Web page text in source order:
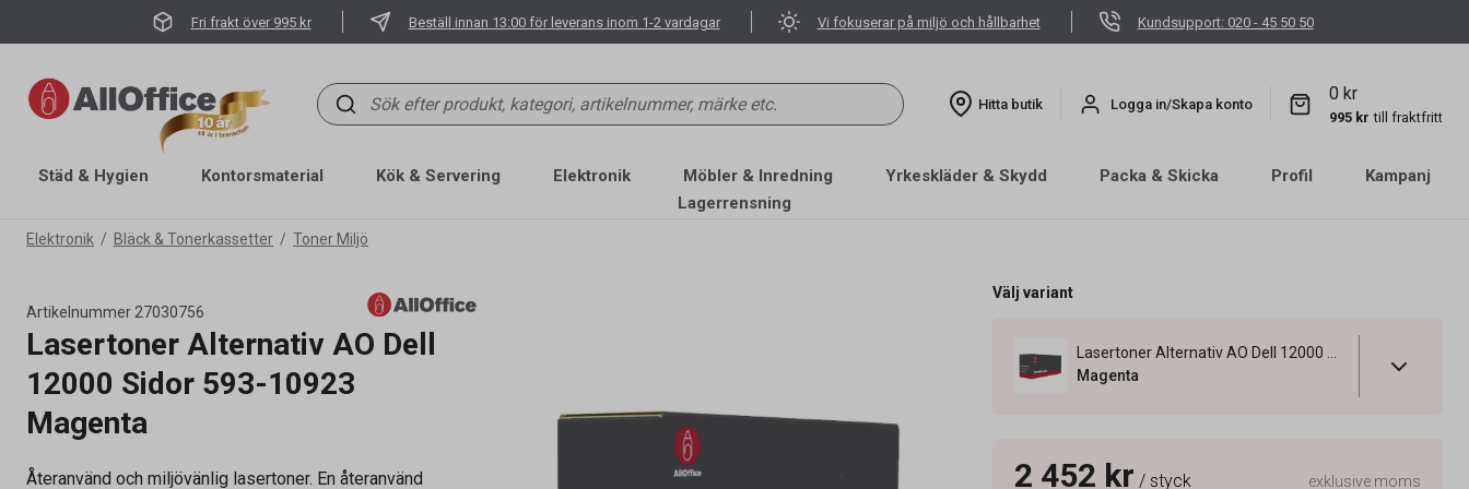
Fri frakt över 995 kr Beställ innan 13:00 för leverans inom 1-2 vardagar Vi fokuserar på miljö och hållbarhet Kundsupport: 020 - 45 50 50
Hitta butik Logga in/Skapa konto
0 kr
995 kr till fraktfritt
Städ & Hygien Kontorsmaterial Kök & Servering Elektronik Möbler & Inredning Yrkeskläder & Skydd Packa & Skicka Profil
Kampanj
Lagerrensning
Elektronik Bläck & Tonerkassetter Toner Miljö
Artikelnummer 27030756
Lasertoner Alternativ AO Dell
12000 Sidor 593-10923
Magenta
Återanvänd och miljövänlig lasertoner. En återanvänd
Välj variant
Magenta
2 452 kr / styck exklusive moms